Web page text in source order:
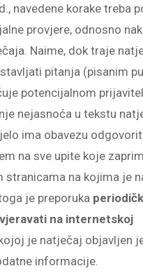
navedene korake treba
provjere, odnosno
Naime, dok traje
pitanja (pisanim
potencijalnom
nejasnoća u tekstu
ima obavezu
na sve upite koje
stranicama na kojima je
je preporuka
na internetskoj
je natječaj objavljen
informacije.